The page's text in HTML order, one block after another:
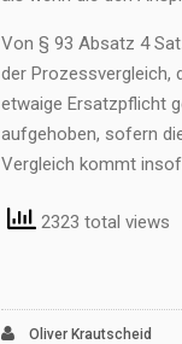
Von § 93 Absatz 4
der Prozessvergleich,
etwaige Ersatzpflicht
aufgehoben, sofern
Vergleich kommt
2323 total views
Oliver Krautscheid